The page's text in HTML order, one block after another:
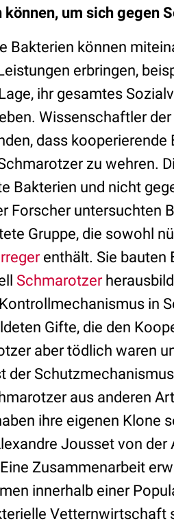
können, um sich gegen
Bakterien können
erbringen,
ihr gesamtes
Wissenschaftler
dass
zu wehren.
Bakterien und nicht
Forscher untersuchten
Gruppe, die sowohl
enthält. Sie bauten
Schmarotzer
in
Gifte, die den
aber tödlich waren
der
aus anderen
ihre eigenen Klone
Jousset von
Zusammenarbeit
innerhalb einer
Vetternwirtschaft